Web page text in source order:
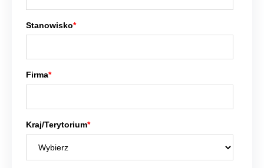
Stanowisko*
Firma*
Kraj/Terytorium*